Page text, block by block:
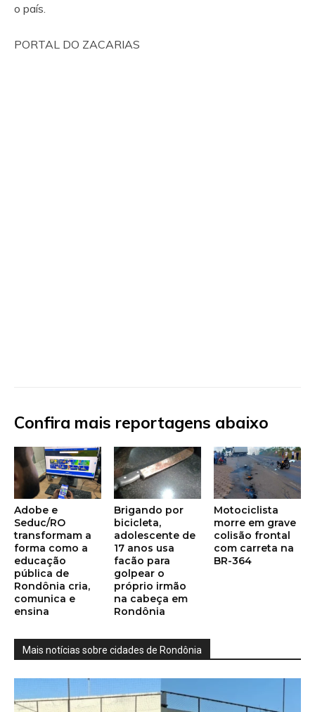
o país.
PORTAL DO ZACARIAS
Confira mais reportagens abaixo
Adobe e
Seduc/RO
transformam a
forma como a
educação
pública de
Rondônia cria,
comunica e
ensina
Brigando por
bicicleta,
adolescente de
17 anos usa
facão para
golpear o
próprio irmão
na cabeça em
Rondônia
Motociclista
morre em grave
colisão frontal
com carreta na
BR-364
Mais notícias sobre cidades de Rondônia